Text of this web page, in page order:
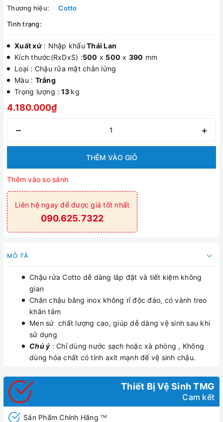
Thương hiệu:
Cotto
Tình trạng:
Xuất xứ: Nhập khẩu Thái Lan
Kích thước(RxDxS) :500 x 500 x 390 mm
Loại : Chậu rửa mặt chân lửng
Màu : Trắng
Trọng lượng : 13 kg
4.180.000₫
– +
THÊM VÀO GIỎ
Thêm vào so sánh
Liên hệ ngay để được giá tốt nhất
090.625.7322
MÔ TẢ
Chậu rửa Cotto dễ dàng lắp đặt và tiết kiệm không
gian
Chân chậu bằng inox không rỉ độc đáo, có vành treo
khăn tắm
Men sứ chất lượng cao, giúp dễ dàng vệ sinh sau khi
sử dụng
Chú ý: Chỉ dùng nước sạch hoặc xà phòng , Không
dùng hóa chất có tính axit mạnh để vệ sinh chậu.
Thiết Bị Vệ Sinh TMG
Cam kết
Sản Phẩm Chính Hãng TM